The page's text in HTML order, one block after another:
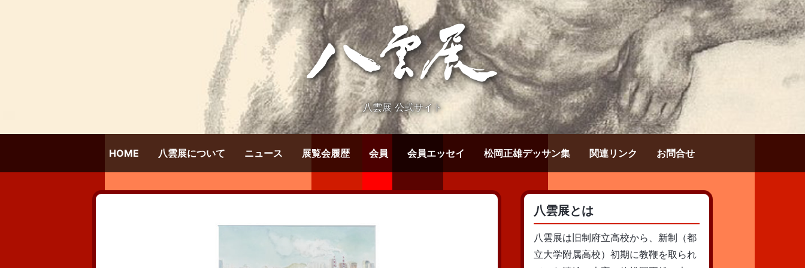
八雲展 公式サイト
HOME 八雲展について ニュース 展覧会履歴 会員 会員エッセイ 松岡正雄デッサン集 関連リンク お問合せ
八雲展とは
八雲展は旧制府立高校から、新制（都
立大学附属高校）初期に教鞭を取られ